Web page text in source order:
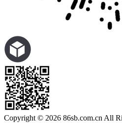
Copyright © 2026 86sb.com.cn All